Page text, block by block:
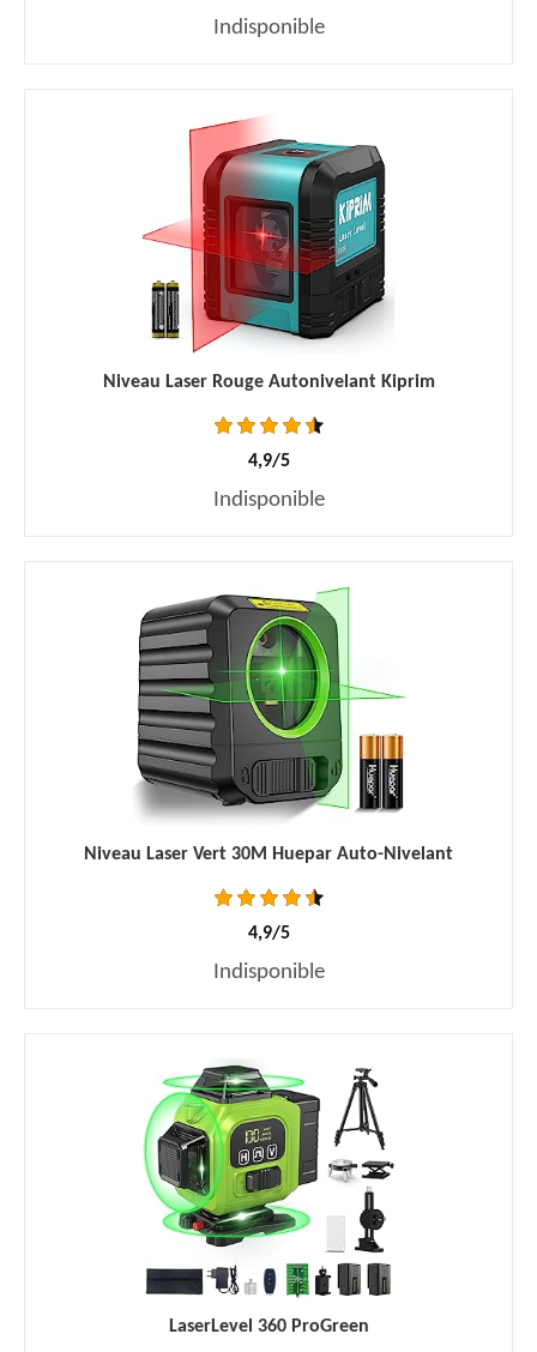
Indisponible
Niveau Laser Rouge Autonivelant Kiprim
4,9/5
Indisponible
Niveau Laser Vert 30M Huepar Auto-Nivelant
4,9/5
Indisponible
LaserLevel 360 ProGreen